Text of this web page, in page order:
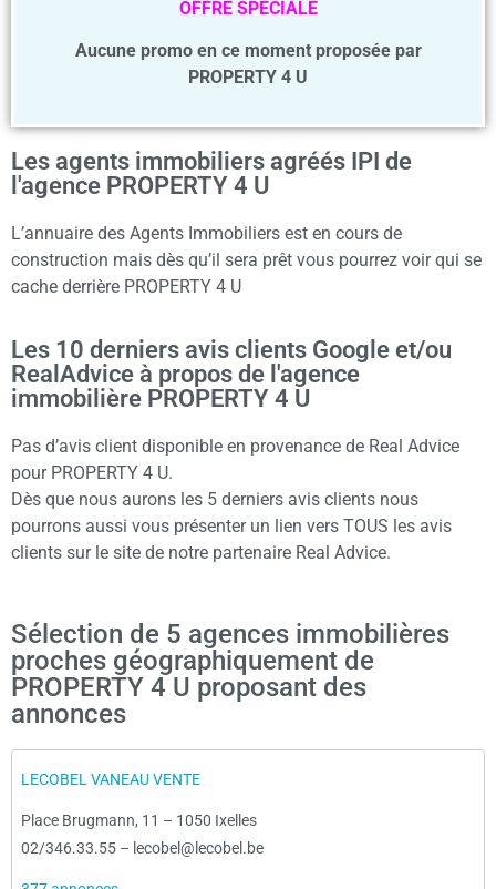
OFFRE SPECIALE
Aucune promo en ce moment proposée par
PROPERTY 4 U
Les agents immobiliers agréés IPI de
l'agence PROPERTY 4 U
L’annuaire des Agents Immobiliers est en cours de
construction mais dès qu’il sera prêt vous pourrez voir qui se
cache derrière PROPERTY 4 U
Les 10 derniers avis clients Google et/ou
RealAdvice à propos de l'agence
immobilière PROPERTY 4 U
Pas d’avis client disponible en provenance de Real Advice
pour PROPERTY 4 U.
Dès que nous aurons les 5 derniers avis clients nous
pourrons aussi vous présenter un lien vers TOUS les avis
clients sur le site de notre partenaire Real Advice.
Sélection de 5 agences immobilières
proches géographiquement de
PROPERTY 4 U proposant des
annonces
LECOBEL VANEAU VENTE
Place Brugmann, 11 – 1050 Ixelles
02/346.33.55 – lecobel@lecobel.be